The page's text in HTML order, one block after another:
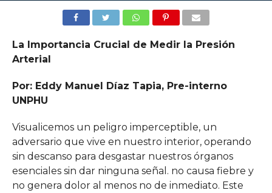
La Importancia Crucial de Medir la Presión
Arterial
Por: Eddy Manuel Díaz Tapia, Pre-interno
UNPHU
Visualicemos un peligro imperceptible, un
adversario que vive en nuestro interior, operando
sin descanso para desgastar nuestros órganos
esenciales sin dar ninguna señal. no causa fiebre y
no genera dolor al menos no de inmediato. Este